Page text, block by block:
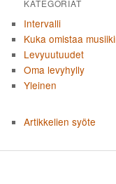
KATEGORIAT
Intervalli
Kuka omistaa
Levyuutuudet
Oma levyhylly
Yleinen
Artikkelien syöte